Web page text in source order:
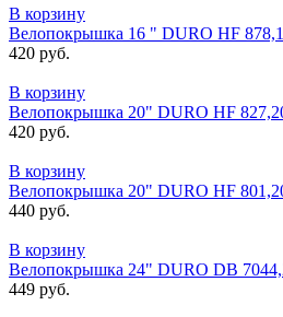
В корзину
Велопокрышка 16 " DURO HF
420 руб.
В корзину
Велопокрышка 20" DURO HF
420 руб.
В корзину
Велопокрышка 20" DURO HF
440 руб.
В корзину
Велопокрышка 24" DURO DB
449 руб.